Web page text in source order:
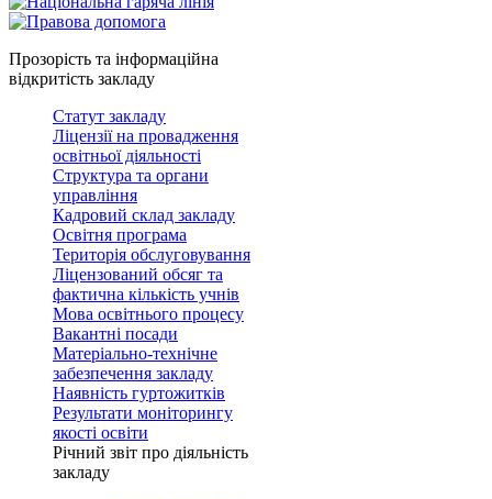
Прозорість та інформаційна
відкритість закладу
Статут закладу
Ліцензії на провадження
освітньої діяльності
Структура та органи
управління
Кадровий склад закладу
Освітня програма
Територія обслуговування
Ліцензований обсяг та
фактична кількість учнів
Мова освітнього процесу
Вакантні посади
Матеріально-технічне
забезпечення закладу
Наявність гуртожитків
Результати моніторингу
якості освіти
Річний звіт про діяльність
закладу